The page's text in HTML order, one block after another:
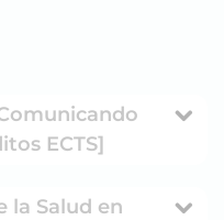
ECTS]
la Salud en